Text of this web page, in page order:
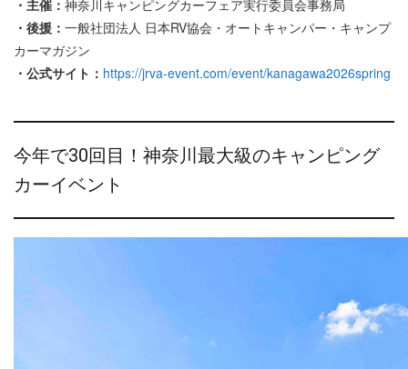
・主催： 神奈川キャンピングカーフェア実行委員会事務局
・後援： 一般社団法人 日本RV協会・オートキャンパー・キャンプ
カーマガジン
・公式サイト： https://jrva-event.com/event/kanagawa2026spring
今年で30回目！神奈川最大級のキャンピング
カーイベント